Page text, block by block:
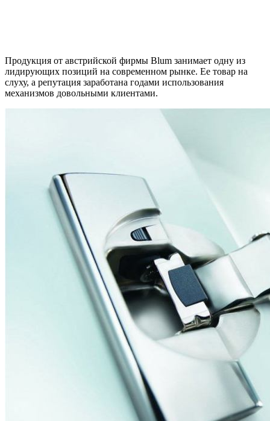
Продукция от австрийской фирмы Blum занимает одну из
лидирующих позиций на современном рынке. Ее товар на
слуху, а репутация заработана годами использования
механизмов довольными клиентами.